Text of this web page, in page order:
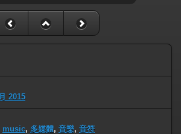
2015
music, 多媒體, 音樂, 音符